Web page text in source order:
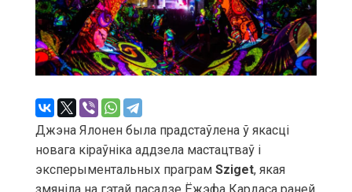
Джэна Ялонен была прадстаўлена ў якасці
новага кіраўніка аддзела мастацтваў і
эксперыментальных праграм Sziget, якая
змяніла на гэтай пасадзе Ёжэфа Кардаса раней